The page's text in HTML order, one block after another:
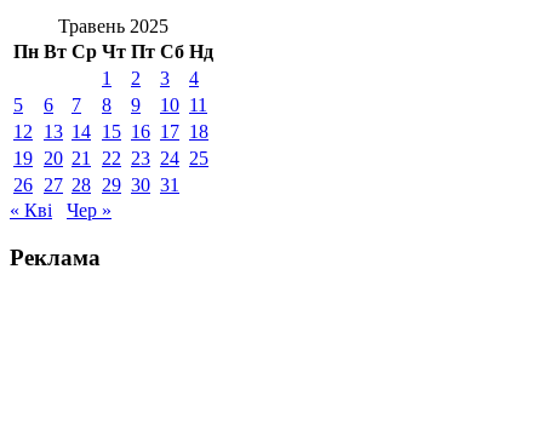
Травень 2025
Пн Вт Ср Чт Пт Сб Нд
1
2 3
4
5
6 7 8 9 10 11
12
13 14 15 16 17 18
19 20 21 22 23 24 25
26 27 28 29 30 31
« Кві
Чер »
Реклама